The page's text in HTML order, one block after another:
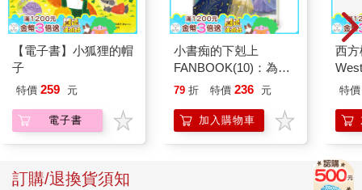
【電子書】小狐狸的帽
子
特價 259 元
電子書
小書痴的下剋上
FANBOOK(10)：為了
成為圖書管理員不擇手
79 折 特價 236 元
加入購物車
西
BD
特價
訂購/退換貨須知